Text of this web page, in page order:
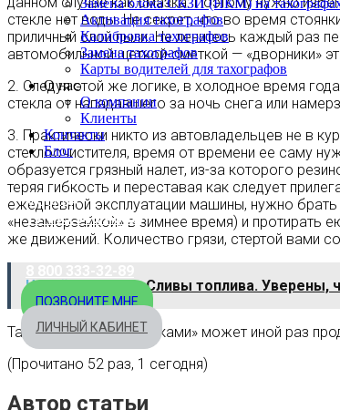
Замена блока СКЗИ (НКМ) на
Активация тахографов
Калибровка тахографов
Замена тахографов
Карты водителей для тахографов
О нас
О компании
Клиенты
Контакты
Блог
МОСКВА
+7 495 540-40-84
ПОЗВОНИТЕ МНЕ
ЛИЧНЫЙ КАБИНЕТ
стекле нет воды. Не секрет, что во время
приличный слой пыли. Не ленитесь каждый раз
автомобильной щеткой-сметкой — «дворники»
2. Следуя этой же логике, в холодное время
стекла от нападавшего за ночь снега или
3. Практически никто из автовладельцев не в
стеклоочистителя, время от времени ее саму
образуется грязный налет, из-за которого
теряя гибкость и переставая как следует
ежедневной эксплуатации машины, нужно брать
«незамерзайкой» в зимнее время) и протирать
же движений. Количество грязи, стертой вами
Читайте также: Сливы топлива. Уверены,
Такой уход за «дворниками» может иной раз
(Прочитано 52 раз, 1 сегодня)
Автор статьи